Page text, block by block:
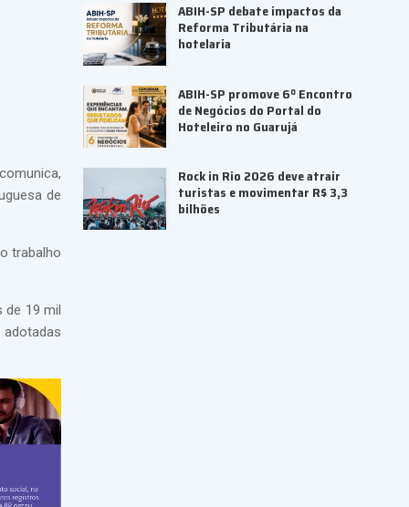
de
trabalho
de 19 mil
adotadas
ABIH-SP debate impactos da
Reforma Tributária na
hotelaria
ABIH-SP promove 6º Encontro
de Negócios do Portal do
Hoteleiro no Guarujá
Rock in Rio 2026 deve atrair
turistas e movimentar R$ 3,3
bilhões